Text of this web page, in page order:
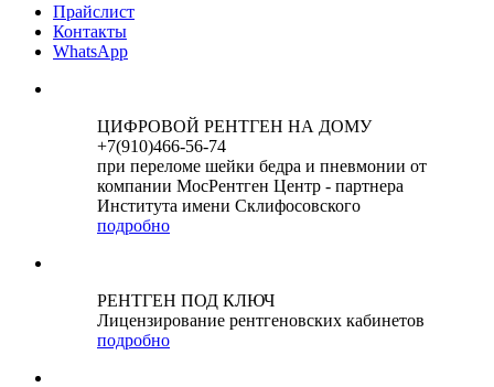
Прайслист
Контакты
WhatsApp
ЦИФРОВОЙ РЕНТГЕН НА ДОМУ
+7(910)466-56-74
при переломе шейки бедра и пневмонии от
компании МосРентген Центр - партнера
Института имени Склифосовского
подробно
РЕНТГЕН ПОД КЛЮЧ
Лицензирование рентгеновских кабинетов
подробно